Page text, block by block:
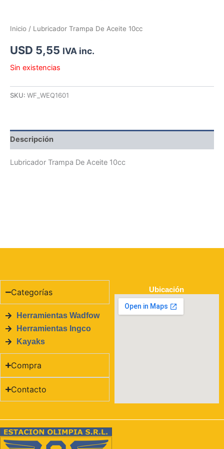
Inicio / Lubricador Trampa De Aceite 10cc
USD 5,55 IVA inc.
Sin existencias
SKU: WF_WEQ1601
Descripción
Lubricador Trampa De Aceite 10cc
Categorías
Herramientas Wadfow
Herramientas Ingco
Kayaks
Compra
Contacto
Ubicación